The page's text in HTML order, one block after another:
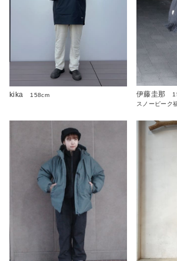
kika 158cm 伊藤圭那
スノーピーク